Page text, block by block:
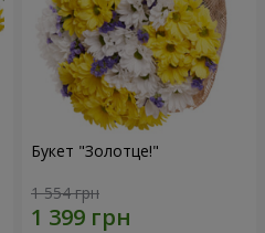
Букет "Золотце!"
1 554 грн